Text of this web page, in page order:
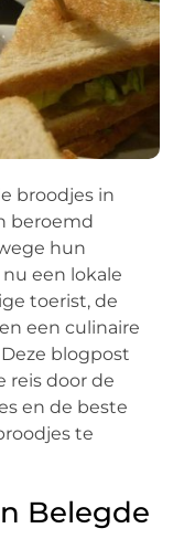
broodjes in
beroemd
hun
een lokale
toerist, de
een culinaire
blogpost
reis door de
en de beste
te
Belegde